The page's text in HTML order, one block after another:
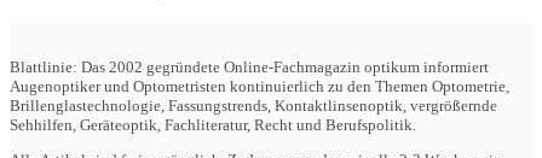
Blattlinie: Das 2002 gegründete Online-Fachmagazin optikum informiert
Augenoptiker und Optometristen kontinuierlich zu den Themen Optometrie,
Brillenglastechnologie, Fassungstrends, Kontaktlinsenoptik, vergrößernde
Sehhilfen, Geräteoptik, Fachliteratur, Recht und Berufspolitik.